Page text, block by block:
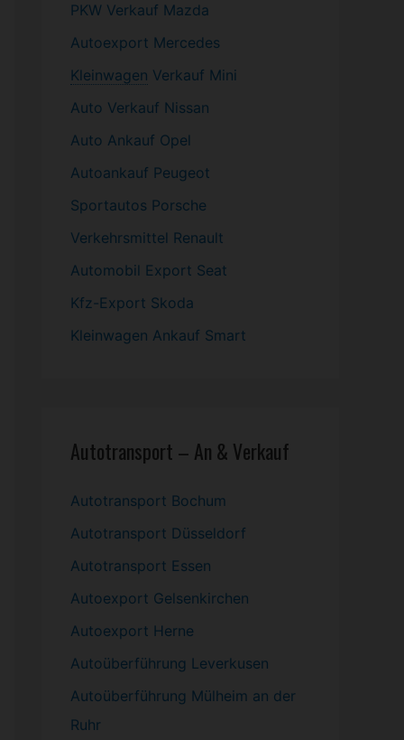
PKW Verkauf Mazda
Autoexport Mercedes
Kleinwagen Verkauf Mini
Auto Verkauf Nissan
Auto Ankauf Opel
Autoankauf Peugeot
Sportautos Porsche
Verkehrsmittel Renault
Automobil Export Seat
Kfz-Export Skoda
Kleinwagen Ankauf Smart
Autotransport – An & Verkauf
Autotransport Bochum
Autotransport Düsseldorf
Autotransport Essen
Autoexport Gelsenkirchen
Autoexport Herne
Autoüberführung Leverkusen
Autoüberführung Mülheim an der
Ruhr